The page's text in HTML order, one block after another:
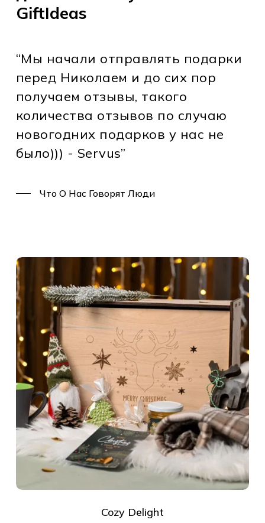
GiftIdeas
“Мы начали отправлять подарки
перед Николаем и до сих пор
получаем отзывы, такого
количества отзывов по случаю
новогодних подарков у нас не
было))) - Servus”
Что О Нас Говорят Люди
Cozy Delight